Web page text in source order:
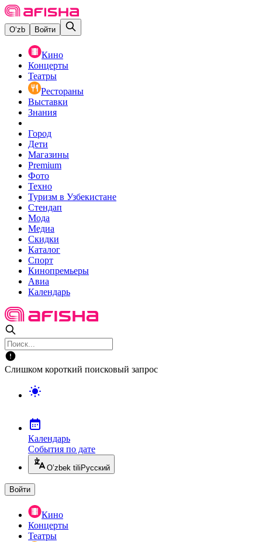
O‘zb Войти
Кино
Концерты
Театры
Рестораны
Выставки
Знания
Город
Дети
Магазины
Premium
Фото
Техно
Туризм в Узбекистане
Стендап
Мода
Медиа
Скидки
Каталог
Спорт
Кинопремьеры
Авиа
Календарь
Слишком короткий поисковый запрос
Календарь
События по дате
O’zbek tili Русский
Войти
Кино
Концерты
Театры